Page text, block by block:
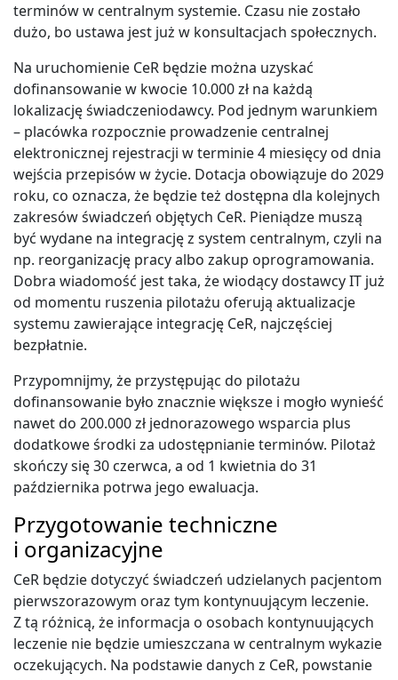
terminów w centralnym systemie. Czasu nie zostało
dużo, bo ustawa jest już w konsultacjach społecznych.
Na uruchomienie CeR będzie można uzyskać
dofinansowanie w kwocie 10.000 zł na każdą
lokalizację świadczeniodawcy. Pod jednym warunkiem
– placówka rozpocznie prowadzenie centralnej
elektronicznej rejestracji w terminie 4 miesięcy od dnia
wejścia przepisów w życie. Dotacja obowiązuje do 2029
roku, co oznacza, że będzie też dostępna dla kolejnych
zakresów świadczeń objętych CeR. Pieniądze muszą
być wydane na integrację z system centralnym, czyli na
np. reorganizację pracy albo zakup oprogramowania.
Dobra wiadomość jest taka, że wiodący dostawcy IT już
od momentu ruszenia pilotażu oferują aktualizacje
systemu zawierające integrację CeR, najczęściej
bezpłatnie.
Przypomnijmy, że przystępując do pilotażu
dofinansowanie było znacznie większe i mogło wynieść
nawet do 200.000 zł jednorazowego wsparcia plus
dodatkowe środki za udostępnianie terminów. Pilotaż
skończy się 30 czerwca, a od 1 kwietnia do 31
października potrwa jego ewaluacja.
Przygotowanie techniczne
i organizacyjne
CeR będzie dotyczyć świadczeń udzielanych pacjentom
pierwszorazowym oraz tym kontynuującym leczenie.
Z tą różnicą, że informacja o osobach kontynuujących
leczenie nie będzie umieszczana w centralnym wykazie
oczekujących. Na podstawie danych z CeR, powstanie
Więcej informacji na temat wykorzystywania narzędzi zewnętrznych
na naszych stronach znajdziesz wPolityce cookies.